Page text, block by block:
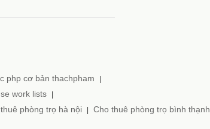
php cơ bản thachpham
work lists
phòng trọ hà nội Cho thuê phòng trọ bình thạnh